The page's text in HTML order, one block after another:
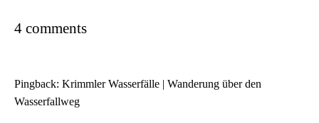
4 comments
Pingback: Krimmler Wasserfälle | Wanderung über den
Wasserfallweg